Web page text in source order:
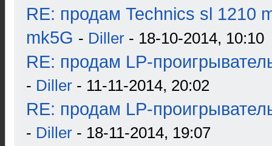
RE: продам Technics sl 1210
mk5G - Diller - 18-10-2014, 10:10
RE: продам LP-
- Diller - 11-11-2014, 20:02
RE: продам LP-
- Diller - 18-11-2014, 19:07